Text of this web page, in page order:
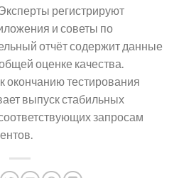
регистрируют
и советы по
отчёт содержит данные
оценке качества.
окончанию тестирования
выпуск стабильных
запросам